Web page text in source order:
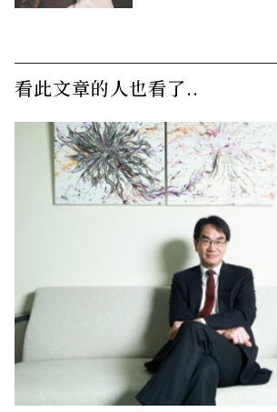
看此文章的人也看了..